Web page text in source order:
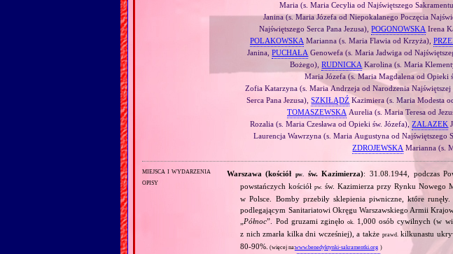
Maria (s. Maria Cecylia od Najświętszego
Janina (s. Maria Józefa od Niepokalanego Poczęcia
Najświętszego Serca Pana Jezusa),POGONOWSKA Irena
POLAKOWSKA Marianna (s. Maria Flawia od Krzyża),
Janina,PUCHAŁA Genowefa (s. Maria Jadwiga od
Bożego),RUDNICKA Karolina (s. Maria
Maria Józefa (s. Maria Magdalena od Opieki
Zofia Katarzyna (s. Maria Andrzeja od Narodzenia
Serca Pana Jezusa),SZKIŁĄDŹ Kazimiera (s. Maria Modesta
TOMASZEWSKA Aurelia (s. Maria Teresa od
Rozalia (s. Maria Czesława od Opieki św. Józefa),ZALAZEK
Laurencja Wawrzyna (s. Maria Augustyna od Najświętszego
ZDROJEWSKA Marianna (s.
miejsca i wydarzenia
opisy
Warszawa (kościół pw. św. Kazimierza): 31.08.1944, podczas
powstańczych kościółpw. św. Kazimierza przy Rynku Nowego
w Polsce. Bomby przebiły sklepienia piwniczne, które
podlegającym Sanitariatowi Okręgu Warszawskiego Armii
Północ”. Pod gruzami zginęło ok. 1,000 osób cywilnych (w
z nich zmarła kilka dni wcześniej), a także prawd. kilkunastu
80‐90%. (więcej na:www.benedyktynki-sakramentki.org )